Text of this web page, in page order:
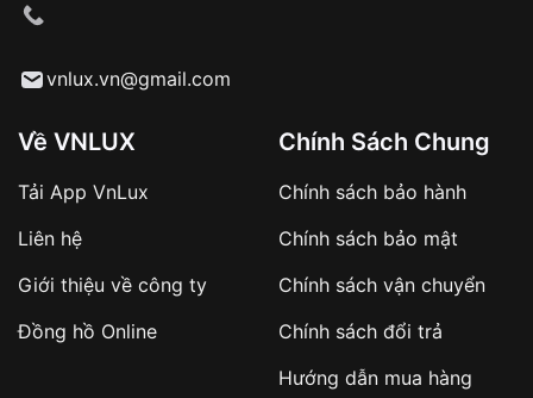
Từ khóa SEO:
sản phẩm đặc biệt
hàng
Số tiền còn lại thanh toán khi nhận hàng hoặc
vnlux.vn@gmail.com
Về VNLUX
Tải App VnLux
Liên hệ
Giới thiệu về công ty
Đồng hồ Online
Chính Sách Chung
Chính sách bảo hành
Chính sách bảo mật
Chính sách vận chuyển
Chính sách đổi trả
Hướng dẫn mua hàng